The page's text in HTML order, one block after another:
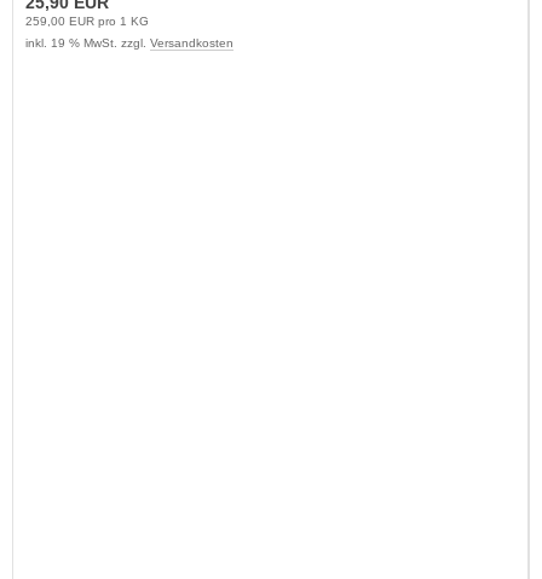
259,00 EUR pro 1 KG
inkl. 19 % MwSt. zzgl. Versandkosten